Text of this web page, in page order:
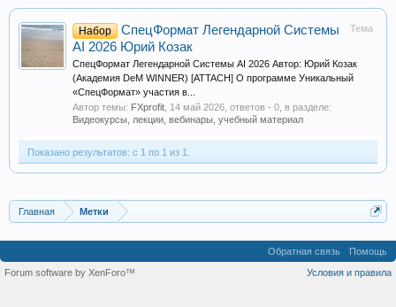
Тема
Набор
СпецФормат Легендарной Системы
AI 2026 Юрий Козак
СпецФормат Легендарной Системы AI 2026 Автор: Юрий Козак
(Академия DeM WINNER) [ATTACH] О программе Уникальный
«СпецФормат» участия в...
Автор темы: FXprofit 14 май 2026 , ответов - 0, в разделе:
Видеокурсы, лекции, вебинары, учебный материал
Показано результатов: с 1 по 1 из 1.
Главная Метки
Обратная связь
Помощь
Условия и правила
Forum software by XenForo™